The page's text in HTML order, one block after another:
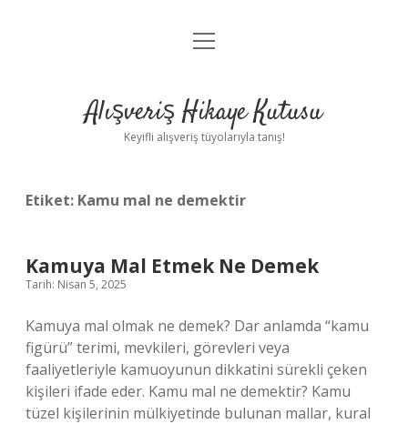
Anasayfa
Yasal Uyarı
menüyü
Alışveriş Hikaye Kutusu
Keyifli alışveriş tüyolarıyla tanış!
Etiket: Kamu mal ne demektir
Kamuya Mal Etmek Ne Demek
Tarih: Nisan 5, 2025
Kamuya mal olmak ne demek? Dar anlamda “kamu
figürü” terimi, mevkileri, görevleri veya
faaliyetleriyle kamuoyunun dikkatini sürekli çeken
kişileri ifade eder. Kamu mal ne demektir? Kamu
tüzel kişilerinin mülkiyetinde bulunan mallar, kural